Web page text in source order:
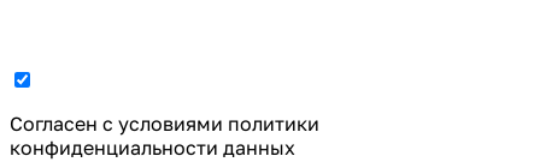
Cогласен с условиями политики
конфиденциальности данных